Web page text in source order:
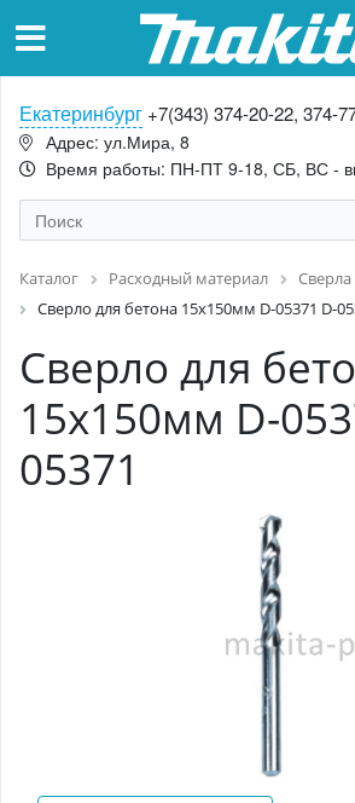
Екатеринбург +7(343) 374-20-22, 374-
Адрес: ул.Мира, 8
Время работы: ПН-ПТ 9-18, СБ, ВС -
Каталог Расходный материал Сверла
Сверло для бетона 15x150мм D-05371 D-
Сверло для
15x150мм D-
05371